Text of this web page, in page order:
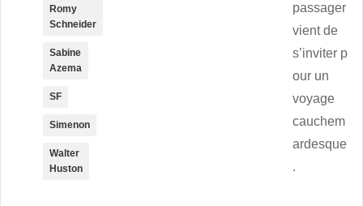
passager
vient de
s’inviter p
our un
voyage
cauchem
ardesque
.
Romy
Schneider
Sabine
Azema
SF
Simenon
Walter
Huston